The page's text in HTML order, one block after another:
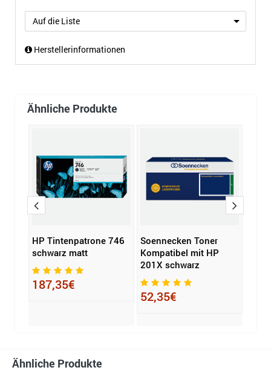
Auf die Liste
Herstellerinformationen
Ähnliche Produkte
HP Tintenpatrone 746
schwarz matt
187,35€
Soennecken Toner
Kompatibel mit HP
201X schwarz
52,35€
Ähnliche Produkte